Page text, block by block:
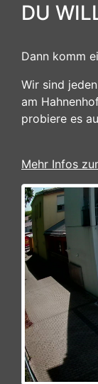
DU
Dann komm
Wir sind
am
probiere es
Mehr Infos